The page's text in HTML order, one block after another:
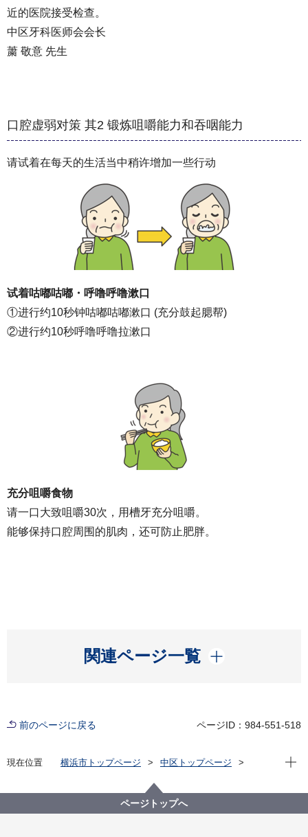
近的医院接受检查。
中区牙科医师会会长
䔥 敬意 先生
口腔虚弱对策 其2 锻炼咀嚼能力和吞咽能力
请试着在每天的生活当中稍许增加一些行动
试着咕嘟咕嘟 ・呼噜呼噜漱口
①进行约10秒钟咕嘟咕嘟漱口 (充分鼓起腮帮)
②进行约10秒呼噜呼噜拉漱口
充分咀嚼食物
请一口大致咀嚼30次，用槽牙充分咀嚼。
能够保持口腔周围的肌肉，还可防止肥胖。
関連ページ一覧
開く
前のページに戻る ページID：984-551-518
現在位置 横浜市トップページ
中区トップページ
宣传报横滨・中区版（～2023）
５月 ① 什么是地区育儿援助者 主任儿童委员 ➁ 了
現在
ページトップへ